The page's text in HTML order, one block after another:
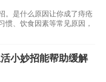
。是什么原因让你成了痔疮
惯、饮食因素等常见原因，
小妙招能帮助缓解